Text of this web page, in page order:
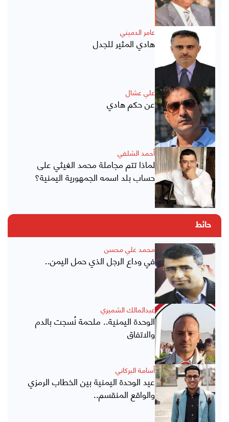
عامر الدميني
هادي المثير للجدل
علي عشال
عن حكم هادي
أحمد الشلفي
لماذا تتم مجاملة محمد الغيثي على
حساب بلد اسمه الجمهورية اليمنية؟
حائط
محمد علي محسن
في وداع الرجل الذي حمل اليمن..
عبدالمالك الشميري
الوحدة اليمنية.. ملحمة نُسجت بالدم
والاتفاق
أسامة البركاني
عيد الوحدة اليمنية بين الخطاب الرمزي
والواقع المنقسم..